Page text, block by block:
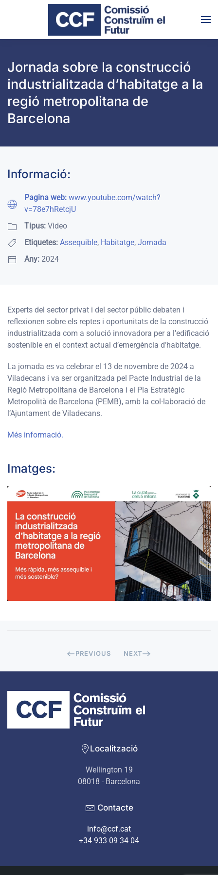
Skip to main content
Jornada sobre la construcció
industrialitzada d’habitatge a la
regió metropolitana de
Barcelona
Informació:
Pagina web: www.youtube.com/watch?
v=78e7hRetcjU
Tipus: Video
Etiquetes: Assequible, Habitatge, Jornada
Any: 2024
Experts del sector privat i del sector públic debaten i
reflexionen sobre els reptes i oportunitats de la construcció
industrialitzada com a solució innovadora per a l’edificació
sostenible en el context actual d’emergència d’habitatge.
La jornada es va celebrar el 13 de novembre de 2024 a
Viladecans i va ser organitzada pel Pacte Industrial de la
Regió Metropolitana de Barcelona i el Pla Estratègic
Metropolità de Barcelona (PEMB), amb la col·laboració de
l’Ajuntament de Viladecans.
Més informació.
Imatges:
PREVIOUS NEXT
Localització
Wellington 19
08018 - Barcelona
Contacte
info@ccf.cat
+34 933 09 34 04